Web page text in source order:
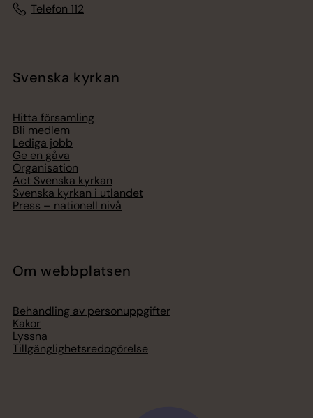
Telefon 112
Svenska kyrkan
Hitta församling
Bli medlem
Lediga jobb
Ge en gåva
Organisation
Act Svenska kyrkan
Svenska kyrkan i utlandet
Press – nationell nivå
Om webbplatsen
Behandling av personuppgifter
Kakor
Lyssna
Tillgänglighetsredogörelse